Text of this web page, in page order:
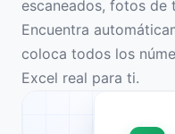
escaneados, fotos de
Encuentra
coloca todos los
Excel real para ti.